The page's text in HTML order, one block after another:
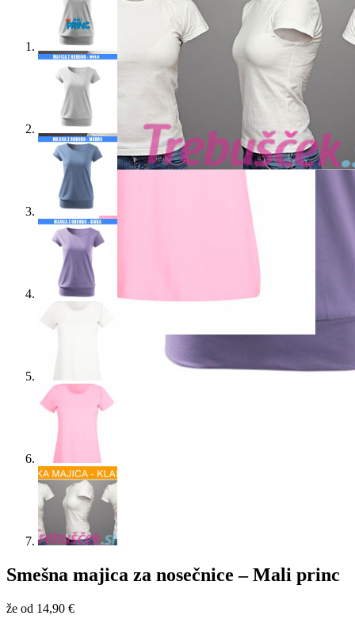
Smešna majica za nosečnice – Mali princ
že od 14,90 €